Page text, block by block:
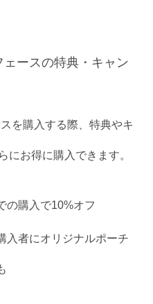
ースの特典・キャン
を購入する際、特典やキ
にお得に購入できます。
の購入で10%オフ
入者にオリジナルポーチ